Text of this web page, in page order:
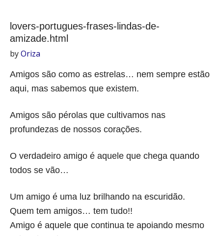
lovers-portugues-frases-lindas-de-
amizade.html
byOriza
Amigos são como as estrelas… nem sempre estão
aqui, mas sabemos que existem.
Amigos são pérolas que cultivamos nas
profundezas de nossos corações.
O verdadeiro amigo é aquele que chega quando
todos se vão…
Um amigo é uma luz brilhando na escuridão.
Quem tem amigos… tem tudo!!
Amigo é aquele que continua te apoiando mesmo